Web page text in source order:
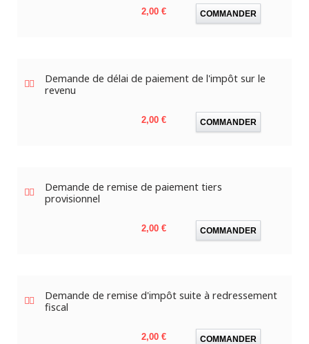
Prix
2,00 € COMMANDER
Demande de délai de paiement de l'impôt sur le
revenu
Prix
2,00 € COMMANDER
Demande de remise de paiement tiers
provisionnel
Prix
2,00 € COMMANDER
Demande de remise d'impôt suite à redressement
fiscal
Prix
2,00 € COMMANDER